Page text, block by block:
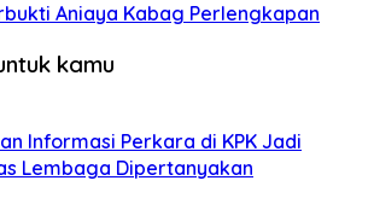
Aniaya Kabag Perlengkapan
kamu
Informasi Perkara di KPK Jadi
Lembaga Dipertanyakan